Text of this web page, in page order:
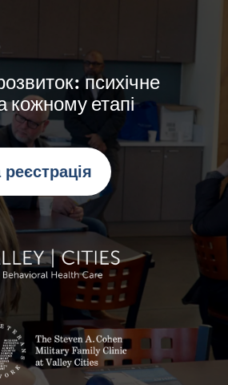
психічне
кожному етапі